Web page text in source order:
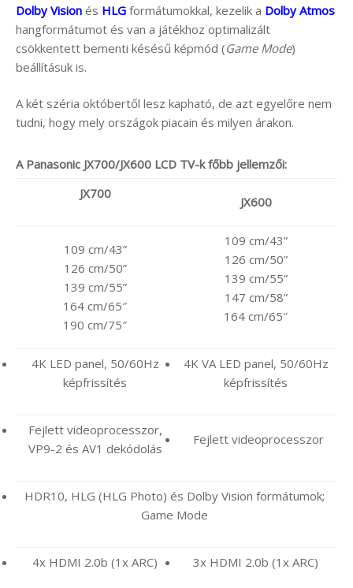
Dolby Vision és HLG formátumokkal, kezelik a Dolby Atmos
hangformátumot és van a játékhoz optimalizált
csökkentett bementi késésű képmód (Game Mode)
beállításuk is.
A két széria októbertől lesz kapható, de azt egyelőre nem
tudni, hogy mely országok piacain és milyen árakon.
A Panasonic JX700/JX600 LCD TV-k főbb jellemzői:
JX700
JX600
109 cm/43”
126 cm/50”
139 cm/55”
164 cm/65″
190 cm/75″
109 cm/43”
126 cm/50”
139 cm/55”
147 cm/58”
164 cm/65″
4K LED panel, 50/60Hz
képfrissítés
4K VA LED panel, 50/60Hz
képfrissítés
Fejlett videoprocesszor,
VP9-2 és AV1 dekódolás
Fejlett videoprocesszor
HDR10, HLG (HLG Photo) és Dolby Vision formátumok;
Game Mode
4x HDMI 2.0b (1x ARC) 3x HDMI 2.0b (1x ARC)